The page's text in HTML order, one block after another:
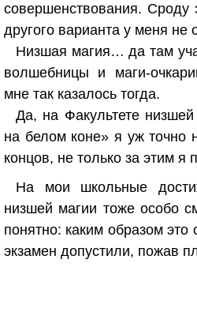
совершенствования.
другого варианта у меня не
Низшая магия… да там
волшебницы и маги-
мне так казалось тогда.
Да, на Факультете
на белом коне» я уж точно
концов, не только за этим
На мои школьные
низшей магии тоже особо
понятно: каким образом это
экзамен допустили, пожав